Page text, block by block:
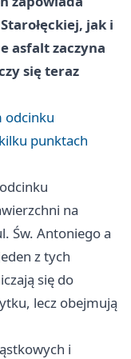
jak i
asfalt zaczyna
się teraz
odcinku
punktach
na
Św. Antoniego a
z tych
się do
lecz obejmują
i